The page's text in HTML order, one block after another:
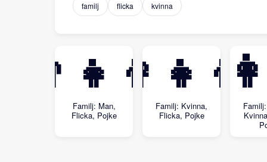
familj flicka kvinna
👨‍👧‍👦
Familj: Man,
Flicka, Pojke
👩‍👧‍👦
Familj: Kvinna,
Flicka, Pojke